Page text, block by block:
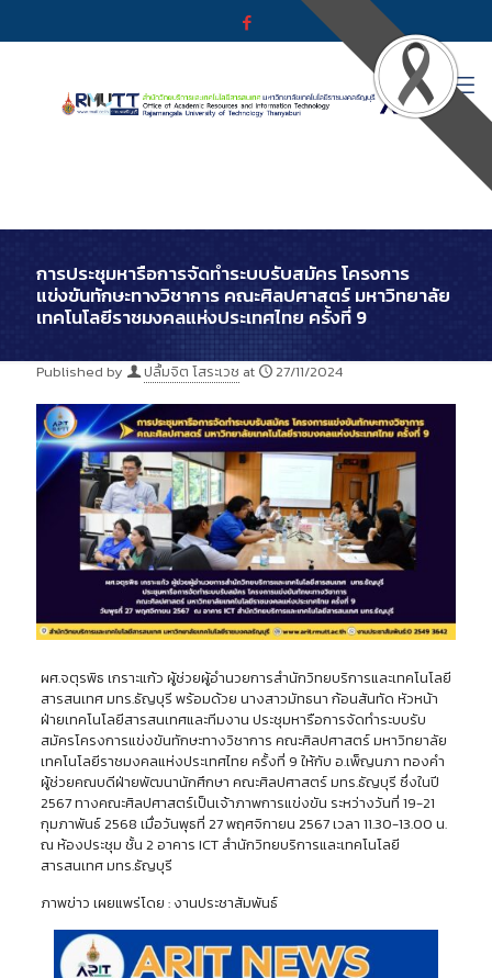
การประชุมหารือการจัดทำระบบรับสมัคร โครงการ
แข่งขันทักษะทางวิชาการ คณะศิลปศาสตร์ มหาวิทยาลัย
เทคโนโลยีราชมงคลแห่งประเทศไทย ครั้งที่ 9
Published by ปลื้มจิต โสระเวช at 27/11/2024
ผศ.จตุรพิธ เกราะแก้ว ผู้ช่วยผู้อำนวยการสำนักวิทยบริการและเทคโนโลยี
สารสนเทศ มทร.ธัญบุรี พร้อมด้วย นางสาวมัทธนา ก้อนสันทัด หัวหน้า
ฝ่ายเทคโนโลยีสารสนเทศและทีมงาน ประชุมหารือการจัดทำระบบรับ
สมัครโครงการแข่งขันทักษะทางวิชาการ คณะศิลปศาสตร์ มหาวิทยาลัย
เทคโนโลยีราชมงคลแห่งประเทศไทย ครั้งที่ 9 ให้กับ อ.เพ็ญนภา ทองคำ
ผู้ช่วยคณบดีฝ่ายพัฒนานักศึกษา คณะศิลปศาสตร์ มทร.ธัญบุรี ซึ่งในปี
2567 ทางคณะศิลปศาสตร์เป็นเจ้าภาพการแข่งขัน ระหว่างวันที่ 19-21
กุมภาพันธ์ 2568 เมื่อวันพุธที่ 27 พฤศจิกายน 2567 เวลา 11.30-13.00 น.
ณ ห้องประชุม ชั้น 2 อาคาร ICT สำนักวิทยบริการและเทคโนโลยี
สารสนเทศ มทร.ธัญบุรี
ภาพข่าว เผยแพร่โดย : งานประชาสัมพันธ์